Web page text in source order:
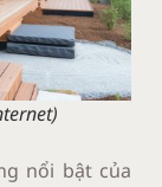
nổi bật của